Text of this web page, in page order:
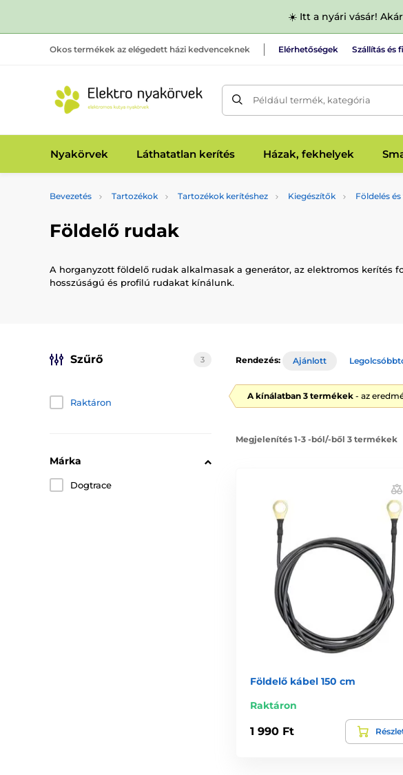
☀️ Itt a nyári vásár!
Okos termékek az elégedett házi kedvenceknek Elérhetőségek Szállítás és
Például termék, kategória
Nyakörvek Láthatatlan kerítés Házak, fekhelyek
Bevezetés Tartozékok Tartozékok kerítéshez Kiegészítők Földelés
Földelő rudak
A horganyzott földelő rudak alkalmasak a generátor, az elektromos
hosszúságú és profilú rudakat kínálunk.
Szűrő 3
Raktáron
Márka
Dogtrace
Rendezés: Ajánlott
A kínálatban 3 termékek - az
Megjelenítés 1-3 -ból/-ből 3 termékek
Földelő kábel 150 cm
Raktáron
1 990 Ft